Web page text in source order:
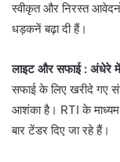
स्वीकृत और निरस्त
धड़कनें बढ़ा दी हैं।
लाइट और सफाई : अंधेरे
सफाई के लिए खरीदे गए
आशंका है। RTI के माध्यम
बार टेंडर दिए जा रहे हैं।